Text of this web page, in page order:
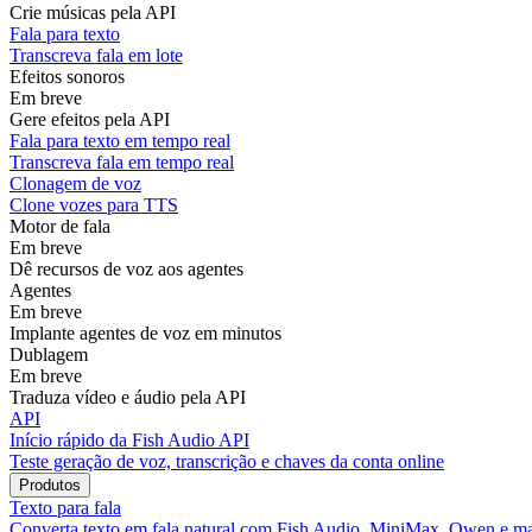
Crie músicas pela API
Fala para texto
Transcreva fala em lote
Efeitos sonoros
Em breve
Gere efeitos pela API
Fala para texto em tempo real
Transcreva fala em tempo real
Clonagem de voz
Clone vozes para TTS
Motor de fala
Em breve
Dê recursos de voz aos agentes
Agentes
Em breve
Implante agentes de voz em minutos
Dublagem
Em breve
Traduza vídeo e áudio pela API
API
Início rápido da Fish Audio API
Teste geração de voz, transcrição e chaves da conta online
Produtos
Texto para fala